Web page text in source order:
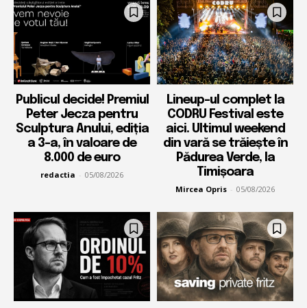
Publicul decide! Premiul
Peter Jecza pentru
Sculptura Anului, ediția
a 3-a, în valoare de
8.000 de euro
redactia - 05/08/2026
Lineup-ul complet la
CODRU Festival este
aici. Ultimul weekend
din vară se trăiește în
Pădurea Verde, la
Timișoara
Mircea Opris - 05/08/2026